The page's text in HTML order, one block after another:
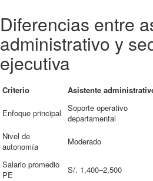
Diferencias entre
administrativo y
ejecutiva
Criterio Asistente
Enfoque principal
Soporte operativo
departamental
Nivel de
autonomía
Moderado
Salario promedio
PE
S/. 1,400–2,500